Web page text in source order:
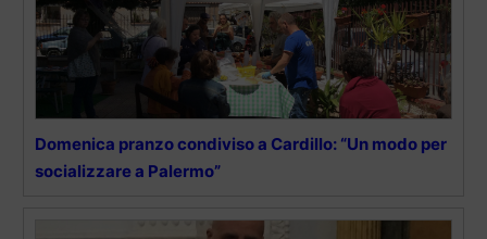
Domenica pranzo condiviso a Cardillo: “Un modo per
socializzare a Palermo”